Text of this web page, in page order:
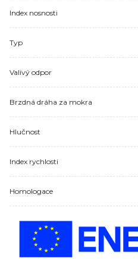
Index nosnosti
Typ
Valivý odpor
Brzdná dráha za mokra
Hlučnost
Index rychlosti
Homologace